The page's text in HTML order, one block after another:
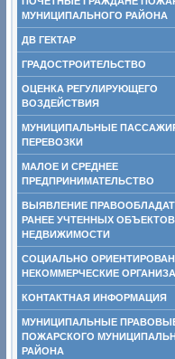
МУНИЦИПАЛЬНОГО РАЙОНА
ДВ ГЕКТАР
ГРАДОСТРОИТЕЛЬСТВО
ОЦЕНКА РЕГУЛИРУЮЩЕГО
ВОЗДЕЙСТВИЯ
МУНИЦИПАЛЬНЫЕ
ПЕРЕВОЗКИ
МАЛОЕ И СРЕДНЕЕ
ПРЕДПРИНИМАТЕЛЬСТВО
ВЫЯВЛЕНИЕ
РАНЕЕ УЧТЕННЫХ ОБЪЕКТОВ
НЕДВИЖИМОСТИ
СОЦИАЛЬНО
НЕКОММЕРЧЕСКИЕ
КОНТАКТНАЯ ИНФОРМАЦИЯ
МУНИЦИПАЛЬНЫЕ
ПОЖАРСКОГО
РАЙОНА